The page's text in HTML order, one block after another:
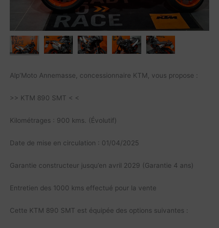
Alp’Moto Annemasse, concessionnaire KTM, vous propose :
>> KTM 890 SMT < <
Kilométrages : 900 kms. (Évolutif)
Date de mise en circulation : 01/04/2025
Garantie constructeur jusqu’en avril 2029 (Garantie 4 ans)
Entretien des 1000 kms effectué pour la vente
Cette KTM 890 SMT est équipée des options suivantes :